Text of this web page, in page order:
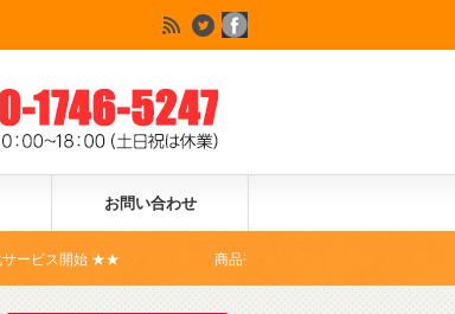
お問い合わせ
商品登録ドットコムは、Yahoo!ショッピングの公式コマ